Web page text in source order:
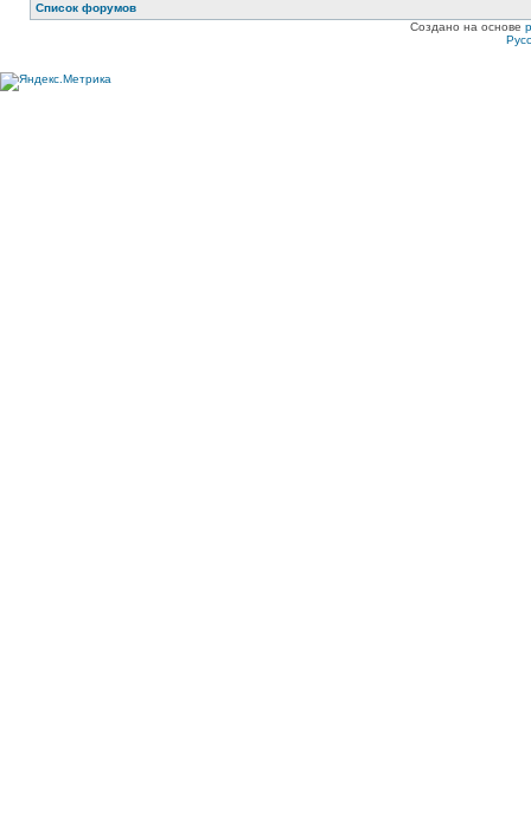
Список форумов
Создано на основе